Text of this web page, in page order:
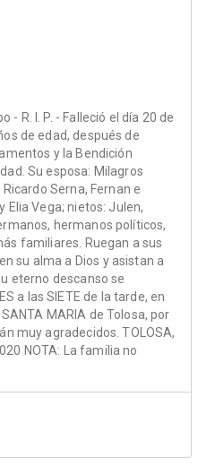
- R. I. P. - Falleció el día 20 de
de edad, después de
y la Bendición
Su esposa: Milagros
Serna, Fernan e
Elia Vega; nietos: Julen,
hermanos políticos,
familiares. Ruegan a sus
su alma a Dios y asistan a
eterno descanso se
a las SIETE de la tarde, en
MARIA de Tolosa, por
muy agradecidos. TOLOSA,
NOTA: La familia no